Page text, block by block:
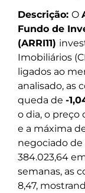
Descrição: O
Fundo de
(ARRI11)
Imobiliários
ligados ao
analisado, as
queda de -
o dia, o preço
e a máxima
negociado de
384.023,64
semanas, as
8,47,